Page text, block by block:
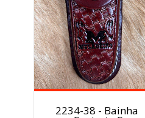
2234-38 - Bainha